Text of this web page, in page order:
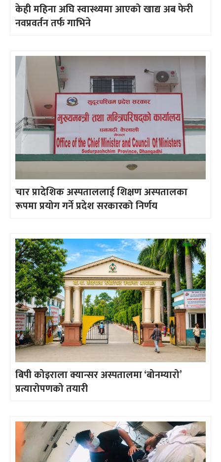
केही महिना अघि स्वास्थ्यमा आएको खाद्य अब फेरी
नवप्रवर्तन तर्फ गाभिने
चार प्रादेशिक अस्पताललाई शिक्षण अस्पतालका
रूपमा प्रयोग गर्ने प्रदेश सरकारको निर्णय
बिपी कोइराला क्यान्सर अस्पतालमा ‘बोनम्यारो’
प्रत्यारोपणको तयारी